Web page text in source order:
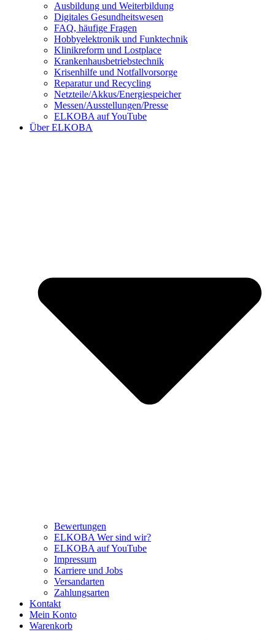
Ausbildung und Weiterbildung
Digitales Gesundheitswesen
FAQ, häufige Fragen
Hobbyelektronik und Funktechnik
Klinikreform und Lostplace
Krankenhausbetriebstechnik
Krisenhilfe und Notfallvorsorge
Reparatur und Recycling
Netzteile/Akkus/Energiespeicher
Messen/Ausstellungen/Presse
ELKOBA auf YouTube
Über ELKOBA
Bewertungen
ELKOBA Wer sind wir?
ELKOBA auf YouTube
Impressum
Karriere und Jobs
Versandarten
Zahlungsarten
Kontakt
Mein Konto
Warenkorb